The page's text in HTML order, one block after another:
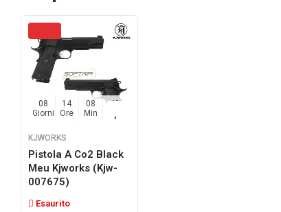
08
Giorni
14
Ore
08
Min
48
KJWORKS
Pistola A Co2 Black
Meu Kjworks (kjw-
007675)
Esaurito